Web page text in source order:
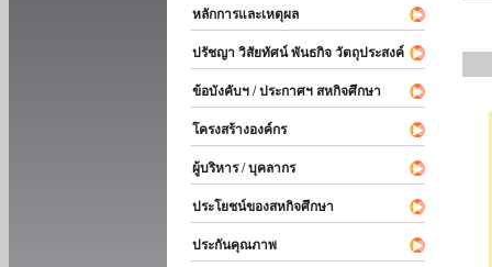
หลักการและเหตุผล
ปรัชญา วิสัยทัศน์ พันธกิจ วัตถุประสงค์
ข้อบังคับฯ / ประกาศฯ สหกิจศึกษา
โครงสร้างองค์กร
ผู้บริหาร / บุคลากร
ประโยชน์ของสหกิจศึกษา
ประกันคุณภาพ